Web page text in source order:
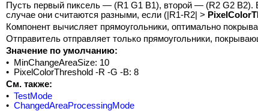
Пусть первый пиксель — (R1 G1 B1), второй — (R2 G2 B2).
случае они считаются разными, если (|R1-R2| >
Компонент вычисляет прямоугольники, оптимально
Отправитель отправляет только прямоугольники,
Значение по умолчанию:
•
MinChangeAreaSize: 10
•
PixelColorThreshold -R -G -B: 8
См. также:
• TestMode
• ChangedAreaProcessingMode